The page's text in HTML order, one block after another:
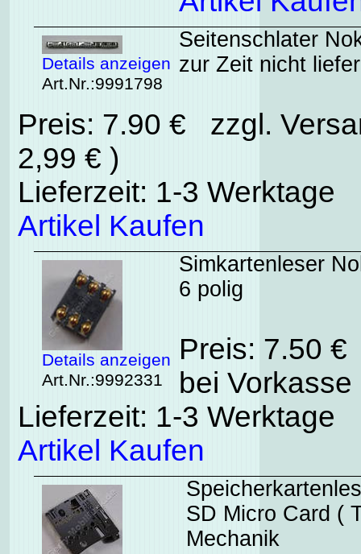
Details anzeigen
Art.Nr.:9991798
Seitenschlater
zur Zeit nicht
Preis: 7.90 € zzgl.
2,99 € )
Lieferzeit: 1-3 Werktage
Artikel Kaufen
Details anzeigen
Art.Nr.:9992331
Simkartenleser
6 polig
Preis: 7.50
bei
Lieferzeit: 1-3 Werktage
Artikel Kaufen
SD Micro Card (
Mechanik